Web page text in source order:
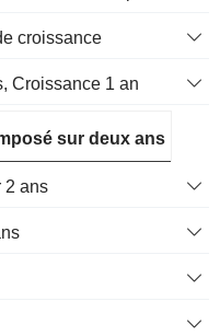
croissance
Croissance 1 an
sur deux ans
2 ans